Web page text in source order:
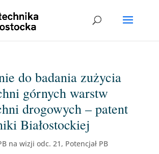
do badania zużycia
górnych warstw
drogowych – patent
Białostockiej
na wizji odc. 21 , Potencjał PB